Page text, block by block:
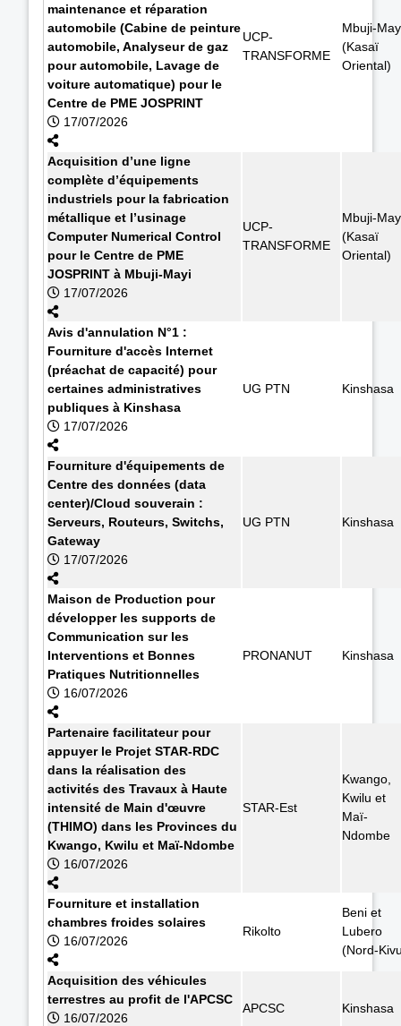
maintenance et réparation
automobile (Cabine de peinture
automobile, Analyseur de gaz
pour automobile, Lavage de
voiture automatique) pour le
Centre de PME JOSPRINT
17/07/2026
UCP-
TRANSFORME
Mbuji-
(Kasaï
Oriental)
Acquisition d’une ligne
complète d’équipements
industriels pour la fabrication
métallique et l’usinage
Computer Numerical Control
pour le Centre de PME
JOSPRINT à Mbuji-Mayi
17/07/2026
UCP-
TRANSFORME
Mbuji-
(Kasaï
Oriental)
Avis d'annulation N°1 :
Fourniture d'accès Internet
(préachat de capacité) pour
certaines administratives
publiques à Kinshasa
17/07/2026
UG PTN Kinshasa
Fourniture d'équipements de
Centre des données (data
center)/Cloud souverain :
Serveurs, Routeurs, Switchs,
Gateway
17/07/2026
UG PTN Kinshasa
Maison de Production pour
développer les supports de
Communication sur les
Interventions et Bonnes
Pratiques Nutritionnelles
16/07/2026
PRONANUT Kinshasa
Partenaire facilitateur pour
appuyer le Projet STAR-RDC
dans la réalisation des
activités des Travaux à Haute
intensité de Main d'œuvre
(THIMO) dans les Provinces du
Kwango, Kwilu et Maï-Ndombe
16/07/2026
STAR-Est
Kwango,
Kwilu et
Maï-
Ndombe
Fourniture et installation
chambres froides solaires
16/07/2026
Rikolto
Beni et
Lubero
(Nord-
Acquisition des véhicules
terrestres au profit de l'APCSC
16/07/2026
APCSC Kinshasa